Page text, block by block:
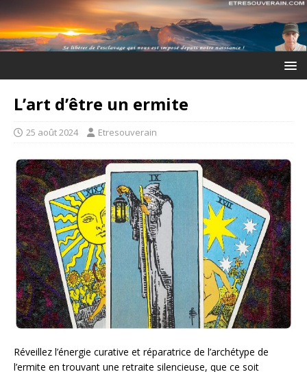
L’art d’être un ermite
25 août 2024 Etresouverain
Réveillez l’énergie curative et réparatrice de l’archétype de
l’ermite en trouvant une retraite silencieuse, que ce soit